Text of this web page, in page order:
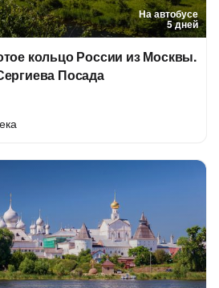
На автобусе
5 дней
кольцо России из Москвы.
Посада